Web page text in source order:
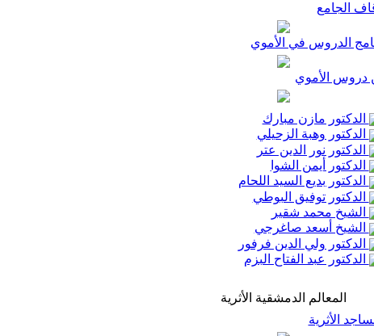
الجامع
الدروس في الأموي
دروس الأموي
الدكتور مازن مبارك
الدكتور وهبة الزحيلي
الدكتور نور الدين عتر
الدكتور أيمن الشوا
الدكتور بديع السيد اللحام
الدكتور توفيق البوطي
الشيخ محمد شقير
الشيخ أسعد صاغرجي
الدكتور ولي الدين فرفور
الدكتور عبد الفتاح البزم
المعالم الدمشقية الأثرية
الأثرية